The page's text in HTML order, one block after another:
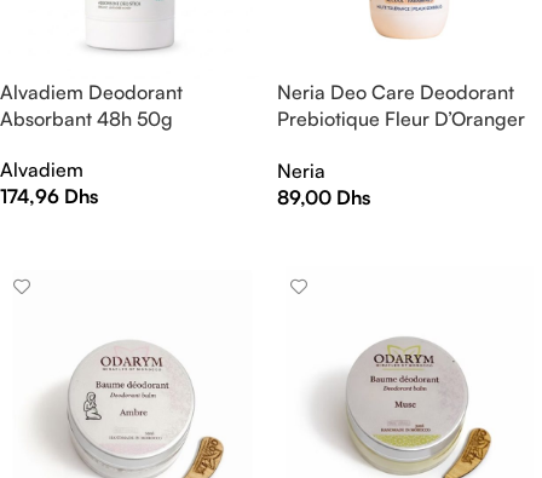
Alvadiem Deodorant
Absorbant 48h 50g
Alvadiem
174,96 Dhs
Neria Deo Care Deodorant
Prebiotique Fleur D’Oranger
Neria
89,00 Dhs